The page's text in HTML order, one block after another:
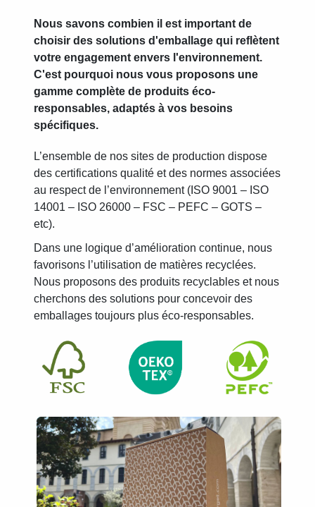
Nous savons combien il est important de
choisir des solutions d'emballage qui reflètent
votre engagement envers l'environnement.
C'est pourquoi nous vous proposons une
gamme complète de produits éco-
responsables, adaptés à vos besoins
spécifiques.
L’ensemble de nos sites de production dispose
des certifications qualité et des normes associées
au respect de l’environnement (ISO 9001 – ISO
14001 – ISO 26000 – FSC – PEFC – GOTS –
etc).
Dans une logique d’amélioration continue, nous
favorisons l’utilisation de matières recyclées.
Nous proposons des produits recyclables et nous
cherchons des solutions pour concevoir des
emballages toujours plus éco-responsables.